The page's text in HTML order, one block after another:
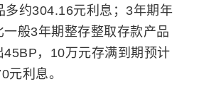
多约304.16元利息；3年期年
般3年期整存整取存款产品
45BP，10万元存满到期预计
元利息。